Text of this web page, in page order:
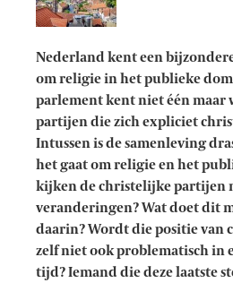
Nederland kent een
om religie in het publieke
parlement kent niet één
partijen die zich expliciet
Intussen is de samenleving
het gaat om religie en het
kijken de christelijke partijen
veranderingen? Wat doet dit
daarin? Wordt die positie
zelf niet ook problematisch in
tijd? Iemand die deze laatste